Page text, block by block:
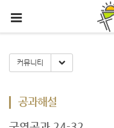
커뮤니티 Toggle
공과해설